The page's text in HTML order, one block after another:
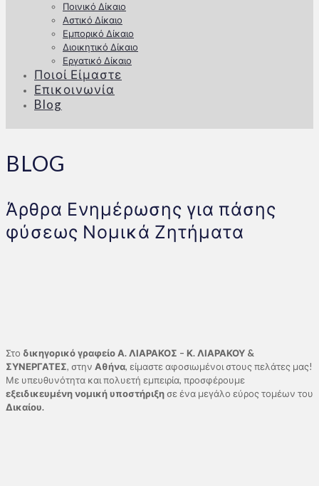
Ποινικό Δίκαιο
Αστικό Δίκαιο
Εμπορικό Δίκαιο
Διοικητικό Δίκαιο
Εργατικό Δίκαιο
Ποιοί Είμαστε
Επικοινωνία
Blog
BLOG
Άρθρα Ενημέρωσης για πάσης
φύσεως Νομικά Ζητήματα
Στο δικηγορικό γραφείο Α. ΛΙΑΡΑΚΟΣ – Κ. ΛΙΑΡΑΚΟΥ &
ΣΥΝΕΡΓΑΤΕΣ, στην Αθήνα, είμαστε αφοσιωμένοι στους πελάτες μας!
Με υπευθυνότητα και πολυετή εμπειρία, προσφέρουμε
εξειδικευμένη νομική υποστήριξησε ένα μεγάλο εύρος τομέων του
Δικαίου.